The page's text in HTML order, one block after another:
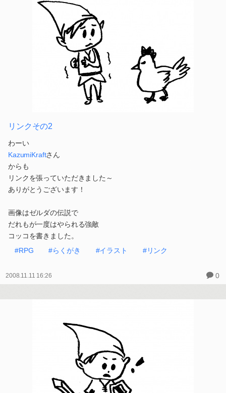
リンクその2
わーい
KazumiKraftさん
からも
リンクを張っていただきました～
ありがとうございます！
画像はゼルダの伝説で
だれもが一度はやられる強敵
コッコを書きました。
#RPG
#らくがき #イラスト #リンク
2008.11.11 16:26 0